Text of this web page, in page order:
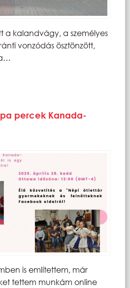
a kalandvágy, a személyes
vonzódás ösztönzött,
percek Kanada-
is említettem, már
tettem munkám online